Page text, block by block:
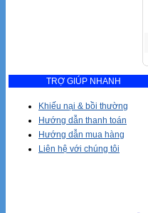
TRỢ GIÚP NHANH
Khiếu nại & bồi thường
Hướng dẫn thanh toán
Hướng dẫn mua hàng
Liên hệ với chúng tôi